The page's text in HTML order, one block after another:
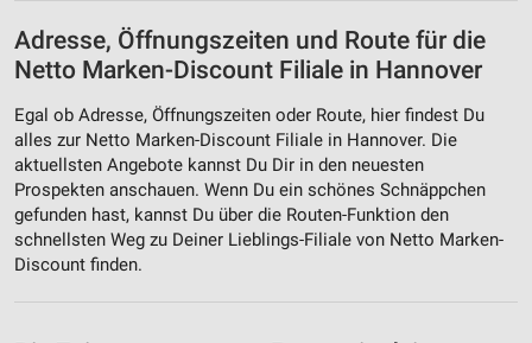
Adresse, Öffnungszeiten und Route für die
Netto Marken-Discount Filiale in Hannover
Egal ob Adresse, Öffnungszeiten oder Route, hier findest Du
alles zur Netto Marken-Discount Filiale in Hannover. Die
aktuellsten Angebote kannst Du Dir in den neuesten
Prospekten anschauen. Wenn Du ein schönes Schnäppchen
gefunden hast, kannst Du über die Routen-Funktion den
schnellsten Weg zu Deiner Lieblings-Filiale von Netto Marken-
Discount finden.